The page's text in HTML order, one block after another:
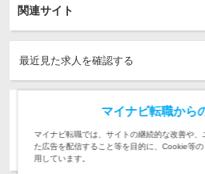
関連サイト
最近見た求人を確認する
気になる求人を気になる
簡単1分！ 会員登録
マイナビ転職から
マイナビ転職では、サイトの継続的な改善や
た広告を配信すること等を目的に、Cookie等
用しています。